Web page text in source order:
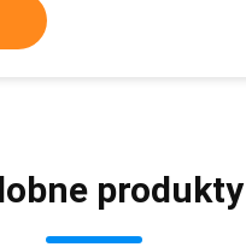
produkty